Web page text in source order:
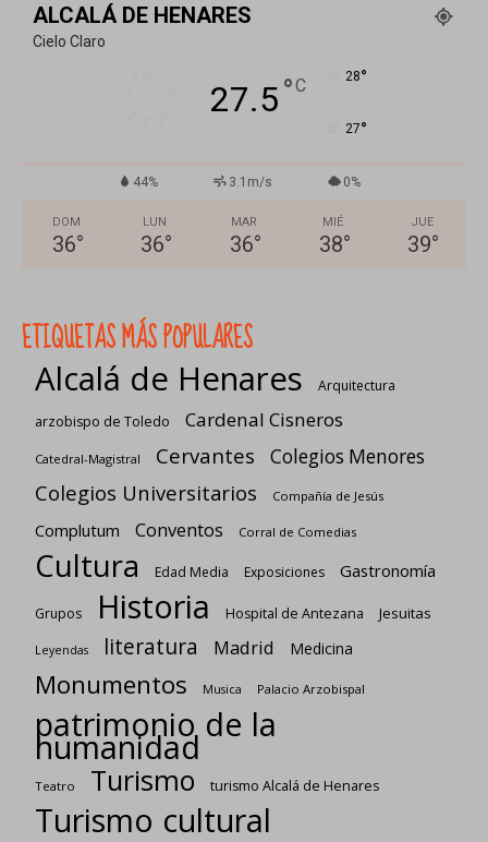
ALCALÁ DE HENARES
Cielo Claro
27.5°C 28°
27°
44% 3.1m/s 0%
DOM
36°
LUN
36°
MAR
36°
MIÉ
38°
JUE
39°
ETIQUETAS MÁS POPULARES
Alcalá de Henares
Arquitectura
arzobispo de Toledo
Cardenal Cisneros
Catedral-Magistral Cervantes Colegios Menores
Colegios Universitarios Compañía de Jesús
Complutum Conventos Corral de Comedias
Cultura Edad Media Exposiciones Gastronomía
Grupos Historia Hospital de Antezana Jesuitas
Leyendas literatura Madrid Medicina
Monumentos Musica Palacio Arzobispal
patrimonio de la
humanidad
Teatro Turismo turismo Alcalá de Henares
Turismo cultural